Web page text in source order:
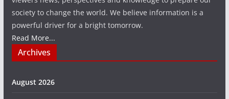
society to change the world. We believe information is a
powerful driver for a bright tomorrow.
Read More...
Archives
August 2026